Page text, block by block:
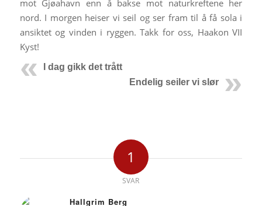
mot Gjøahavn enn å bakse mot naturkreftene her
nord. I morgen heiser vi seil og ser fram til å få sola i
ansiktet og vinden i ryggen. Takk for oss, Haakon VII
Kyst!
I dag gikk det trått
Endelig seiler vi slør
1
SVAR
Hallgrim Berg